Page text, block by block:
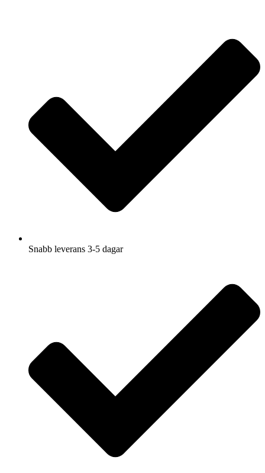
Snabb leverans 3-5 dagar